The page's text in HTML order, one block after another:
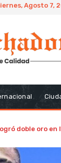
Agosto 7,
doble oro en